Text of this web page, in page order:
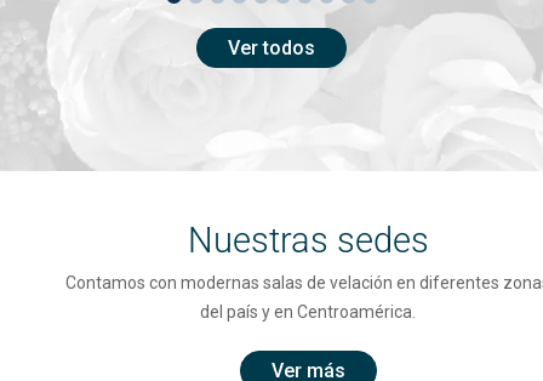
Ver todos
Nuestras sedes
Contamos con modernas salas de velación en diferentes
del país y en Centroamérica.
Ver más